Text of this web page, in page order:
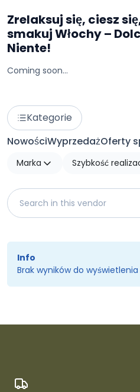
Zrelaksuj się, ciesz
smakuj Włochy –
Niente!
Coming soon...
Kategorie
NowościWyprzedażOferty
Marka
Szybkość
Info
Brak wyników do wyświetlenia